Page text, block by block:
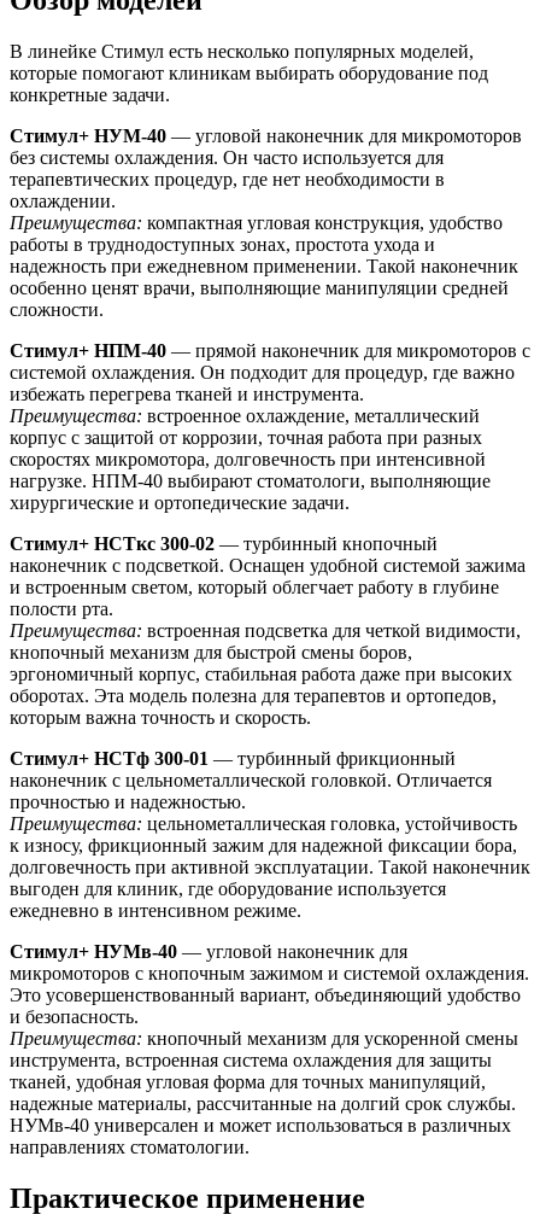
В линейке Стимул есть несколько популярных моделей,
которые помогают клиникам выбирать оборудование под
конкретные задачи.
Стимул+ НУМ-40 — угловой наконечник для микромоторов
без системы охлаждения. Он часто используется для
терапевтических процедур, где нет необходимости в
охлаждении.
Преимущества: компактная угловая конструкция, удобство
работы в труднодоступных зонах, простота ухода и
надежность при ежедневном применении. Такой наконечник
особенно ценят врачи, выполняющие манипуляции средней
сложности.
Стимул+ НПМ-40 — прямой наконечник для микромоторов с
системой охлаждения. Он подходит для процедур, где важно
избежать перегрева тканей и инструмента.
Преимущества: встроенное охлаждение, металлический
корпус с защитой от коррозии, точная работа при разных
скоростях микромотора, долговечность при интенсивной
нагрузке. НПМ-40 выбирают стоматологи, выполняющие
хирургические и ортопедические задачи.
Стимул+ НСТкс 300-02 — турбинный кнопочный
наконечник с подсветкой. Оснащен удобной системой зажима
и встроенным светом, который облегчает работу в глубине
полости рта.
Преимущества: встроенная подсветка для четкой видимости,
кнопочный механизм для быстрой смены боров,
эргономичный корпус, стабильная работа даже при высоких
оборотах. Эта модель полезна для терапевтов и ортопедов,
которым важна точность и скорость.
Стимул+ НСТф 300-01 — турбинный фрикционный
наконечник с цельнометаллической головкой. Отличается
прочностью и надежностью.
Преимущества: цельнометаллическая головка, устойчивость
к износу, фрикционный зажим для надежной фиксации бора,
долговечность при активной эксплуатации. Такой наконечник
выгоден для клиник, где оборудование используется
ежедневно в интенсивном режиме.
Стимул+ НУМв-40 — угловой наконечник для
микромоторов с кнопочным зажимом и системой охлаждения.
Это усовершенствованный вариант, объединяющий удобство
и безопасность.
Преимущества: кнопочный механизм для ускоренной смены
инструмента, встроенная система охлаждения для защиты
тканей, удобная угловая форма для точных манипуляций,
надежные материалы, рассчитанные на долгий срок службы.
НУМв-40 универсален и может использоваться в различных
направлениях стоматологии.
Практическое применение